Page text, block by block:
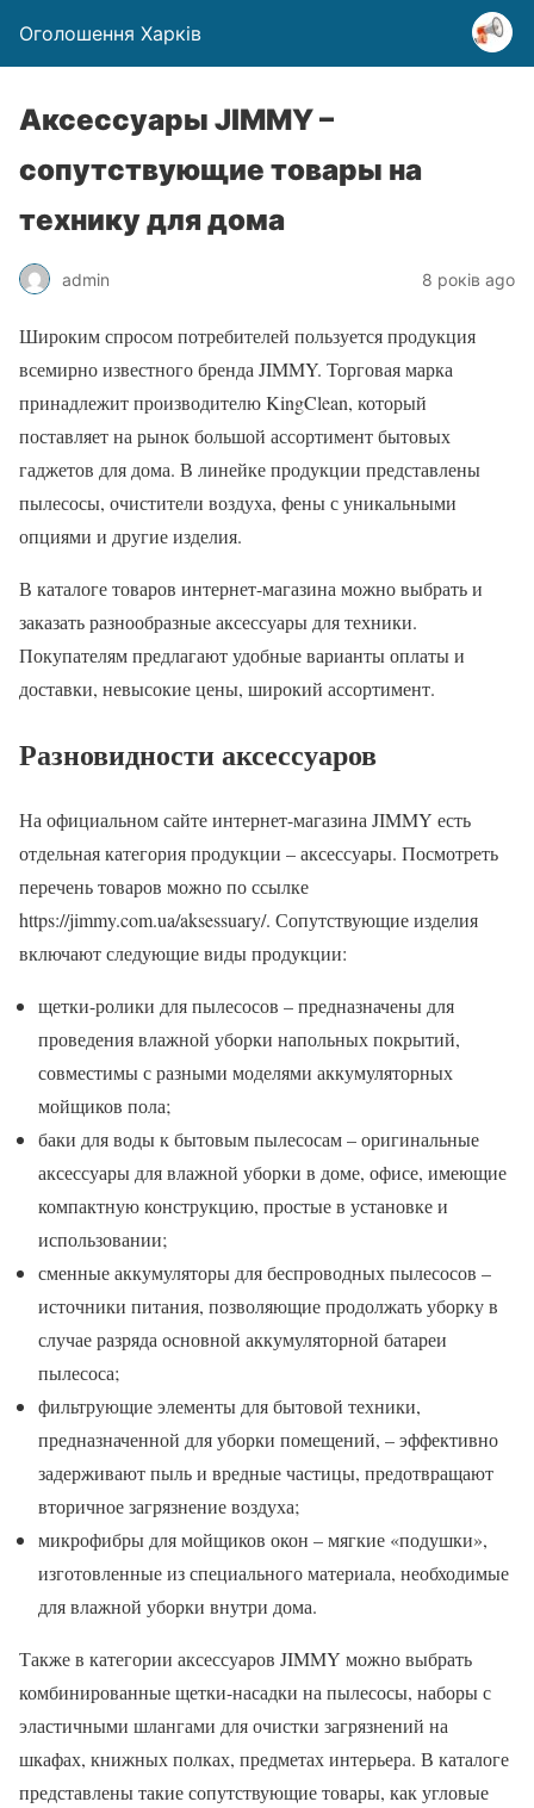
Оголошення Харків
Аксессуары JIMMY –
сопутствующие товары на
технику для дома
admin 8 років ago
Широким спросом потребителей пользуется продукция
всемирно известного бренда JIMMY. Торговая марка
принадлежит производителю KingClean, который
поставляет на рынок большой ассортимент бытовых
гаджетов для дома. В линейке продукции представлены
пылесосы, очистители воздуха, фены с уникальными
опциями и другие изделия.
В каталоге товаров интернет-магазина можно выбрать и
заказать разнообразные аксессуары для техники.
Покупателям предлагают удобные варианты оплаты и
доставки, невысокие цены, широкий ассортимент.
Разновидности аксессуаров
На официальном сайте интернет-магазина JIMMY есть
отдельная категория продукции – аксессуары. Посмотреть
перечень товаров можно по ссылке
https://jimmy.com.ua/aksessuary/. Сопутствующие изделия
включают следующие виды продукции:
щетки-ролики для пылесосов – предназначены для
проведения влажной уборки напольных покрытий,
совместимы с разными моделями аккумуляторных
мойщиков пола;
баки для воды к бытовым пылесосам – оригинальные
аксессуары для влажной уборки в доме, офисе, имеющие
компактную конструкцию, простые в установке и
использовании;
сменные аккумуляторы для беспроводных пылесосов –
источники питания, позволяющие продолжать уборку в
случае разряда основной аккумуляторной батареи
пылесоса;
фильтрующие элементы для бытовой техники,
предназначенной для уборки помещений, – эффективно
задерживают пыль и вредные частицы, предотвращают
вторичное загрязнение воздуха;
микрофибры для мойщиков окон – мягкие «подушки»,
изготовленные из специального материала, необходимые
для влажной уборки внутри дома.
Также в категории аксессуаров JIMMY можно выбрать
комбинированные щетки-насадки на пылесосы, наборы с
эластичными шлангами для очистки загрязнений на
шкафах, книжных полках, предметах интерьера. В каталоге
представлены такие сопутствующие товары, как угловые